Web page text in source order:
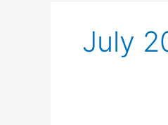
July